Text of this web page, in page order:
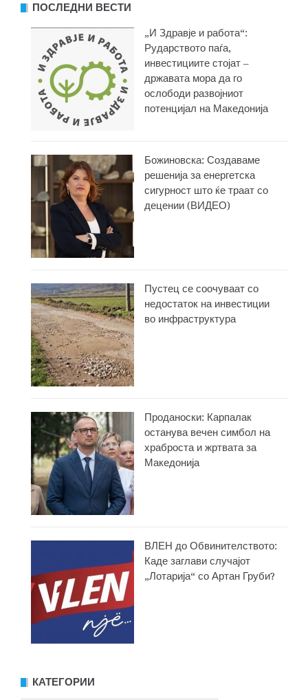
ПОСЛЕДНИ ВЕСТИ
„И Здравје и работа“:
Рударството паѓа,
инвестициите стојат –
државата мора да го
ослободи развојниот
потенцијал на Македонија
Божиновска: Создаваме
решенија за енергетска
сигурност што ќе траат со
децении (ВИДЕО)
Пустец се соочуваат со
недостаток на инвестиции
во инфраструктура
Проданоски: Карпалак
останува вечен симбол на
храброста и жртвата за
Македонија
ВЛЕН до Обвинителството:
Каде заглави случајот
„Лотарија“ со Артан Груби?
КАТЕГОРИИ